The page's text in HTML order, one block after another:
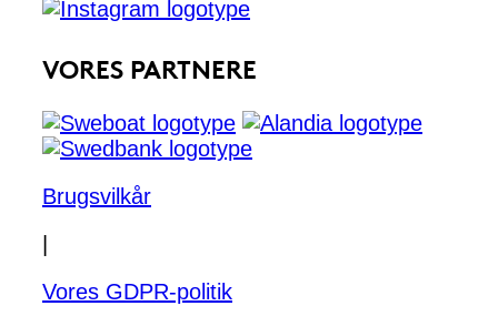
VORES PARTNERE
Brugsvilkår
Vores GDPR-politik